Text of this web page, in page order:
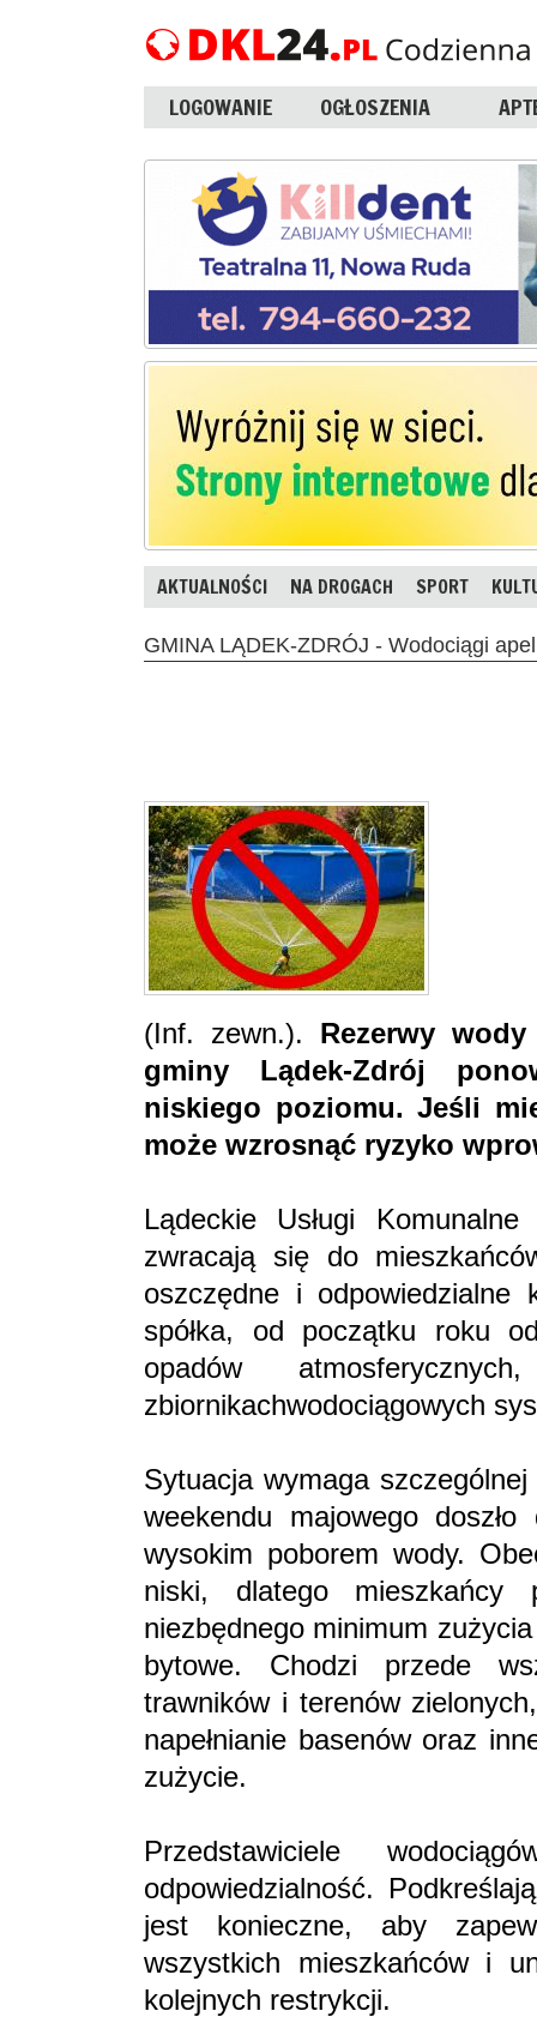
LOGOWANIE OGŁOSZENIA
AKTUALNOŚCI NA DROGACH SPORT
GMINA LĄDEK-ZDRÓJ - Wodociągi
(Inf. zewn.). Rezerwy
gminy Lądek-Zdrój
niskiego poziomu. Jeśli
może wzrosnąć ryzyko
Lądeckie Usługi
zwracają się do
oszczędne i odpowiedzialne
spółka, od początku roku
opadów
zbiornikachwodociągowych
Sytuacja wymaga
weekendu majowego
wysokim poborem wody.
niski, dlatego
niezbędnego minimum
bytowe. Chodzi przede
trawników i terenów
napełnianie basenów oraz
zużycie.
Przedstawiciele
odpowiedzialność.
jest konieczne, aby
wszystkich mieszkańców i
kolejnych restrykcji.